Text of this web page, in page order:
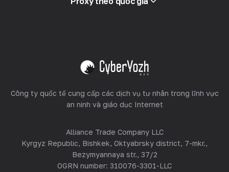
Bán lại
Xem tất cả
Công ty quốc tế cung cấp các dịch vụ tư nhân trong lĩnh vực
an ninh và giáo dục Internet
Alliance Trade Company LLC
Kyrgyz Republic, Bishkek, Oktyabrsky district, 7-mkr.,
Bezymyannaya str., 37/2
OGRN number: 310076-3301-LLC